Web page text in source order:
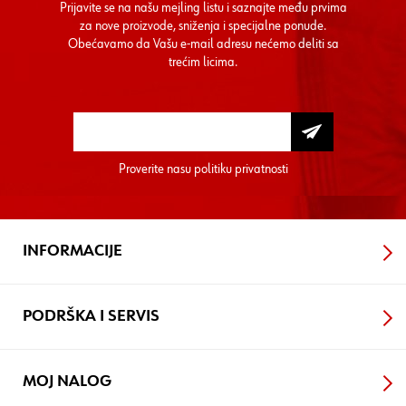
Prijavite se na našu mejling listu i saznajte među prvima
za nove proizvode, sniženja i specijalne ponude.
Obećavamo da Vašu e-mail adresu nećemo deliti sa
trećim licima.
Proverite nasu politiku privatnosti
INFORMACIJE
PODRŠKA I SERVIS
MOJ NALOG